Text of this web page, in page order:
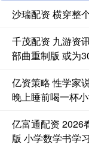
沙瑞配资 横穿整
千茂配资 九游资
部曲重制版 或为
亿资策略 性学家
晚上睡前喝一杯
亿富通配资 2026
版 小学数学书学